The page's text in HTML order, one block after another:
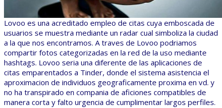
Lovoo es una acreditado empleo de citas cuya emboscada de
usuarios se muestra mediante un radar cual simboliza la ciudad
a la que nos encontramos. A traves de Lovoo podriamos
compartir fotos categorizadas en la red de la uso mediante
hashtags. Lovoo seria una diferente de las aplicaciones de
citas emparentados a Tinder, donde el sistema asistencia el
aproximacion de individuos geograficamente proxima en vd. y
no ha transpirado en compania de aficiones compatibles de
manera corta y falto urgencia de cumplimentar largos perfiles.